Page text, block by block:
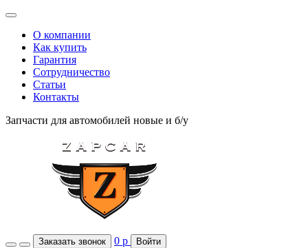
О компании
Как купить
Гарантия
Сотрудничество
Статьи
Контакты
Запчасти для автомобилей новые и б/у
Заказать звонок 0 р Войти